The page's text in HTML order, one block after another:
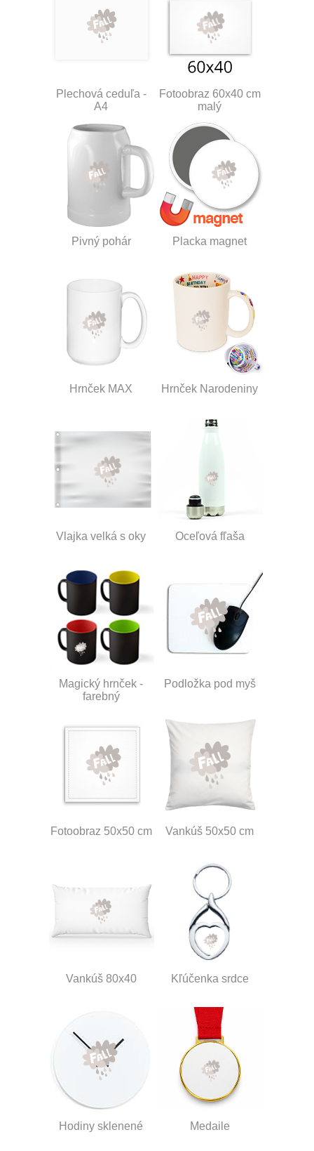
Plechová ceduľa -
A4
Fotoobraz 60x40 cm
malý
Pivný pohár Placka magnet
Hrnček MAX Hrnček Narodeniny
Vlajka velká s oky Oceľová fľaša
Magický hrnček -
farebný
Podložka pod myš
Fotoobraz 50x50 cm Vankúš 50x50 cm
Vankúš 80x40 Kľúčenka srdce
Hodiny sklenené Medaile